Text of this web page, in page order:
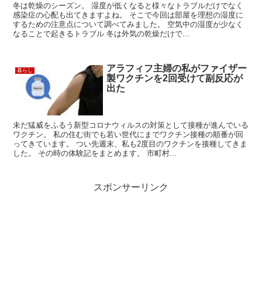
冬は乾燥のシーズン。 湿度が低くなると様々なトラブルだけでなく
感染症の心配も出てきますよね。 そこで今回は部屋を理想の湿度に
するための注意点について調べてみました。 空気中の湿度が少なく
なることで起きるトラブル 冬は外気の乾燥だけで...
暮らし
アラフィフ主婦の私がファイザー
製ワクチンを2回受けて副反応が
出た
未だ猛威をふるう新型コロナウィルスの対策として接種が進んでいる
ワクチン。 私の住む街でも若い世代にまでワクチン接種の順番が回
ってきています。 つい先週末、私も2度目のワクチンを接種してきま
した。 その時の体験記をまとめます。 市町村...
スポンサーリンク